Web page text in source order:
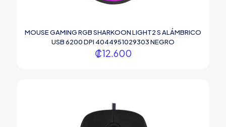
MOUSE GAMING RGB SHARKOON LIGHT2 S ALÁMBRICO
USB 6200 DPI 4044951029303 NEGRO
₡12.600